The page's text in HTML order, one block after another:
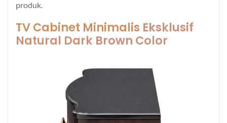
produk.
TV Cabinet Minimalis Eksklusif
Natural Dark Brown Color